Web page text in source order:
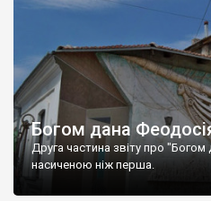
Богом дана
Друга частина звіту про
насиченою ніж перша.